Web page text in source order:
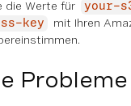
die Werte für
your-
key
mit Ihren
Probleme